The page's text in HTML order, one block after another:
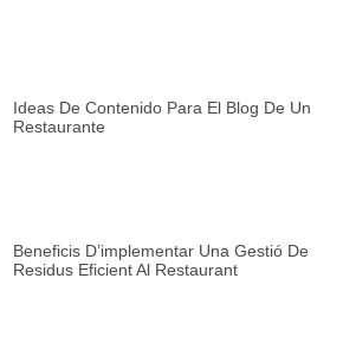
Ideas De Contenido Para El Blog De Un
Restaurante
Beneficis D’implementar Una Gestió De
Residus Eficient Al Restaurant